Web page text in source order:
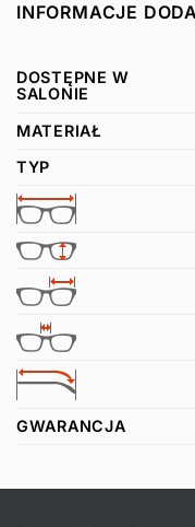
INFORMACJE
DOSTĘPNE W
SALONIE
MATERIAŁ
TYP
GWARANCJA